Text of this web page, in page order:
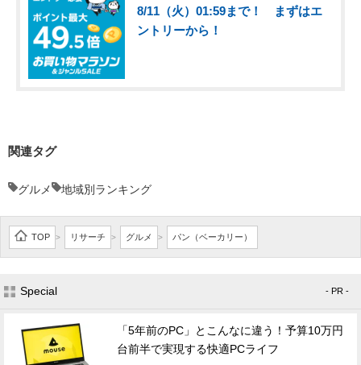
8/11（火）01:59まで！ まずはエ
ントリーから！
関連タグ
グルメ 地域別ランキング
TOP > リサーチ > グルメ > パン（ベーカリー）
Special - PR -
「5年前のPC」とこんなに違う！予算10万円
台前半で実現する快適PCライフ